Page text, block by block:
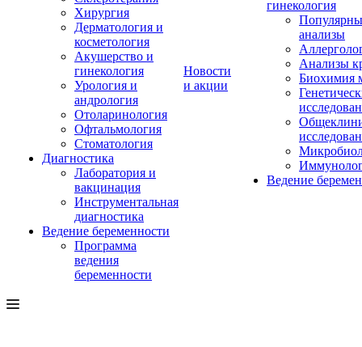
Хирургия
Дерматология и
косметология
Акушерство и
гинекология
Урология и
андрология
Отоларинология
Офтальмология
Стоматология
Диагностика
Лаборатория и
вакцинация
Инструментальная
диагностика
Ведение беременности
Программа
ведения
беременности
Новости
и акции
гинекология
анализы
Анализы
Биохимия
Ведение